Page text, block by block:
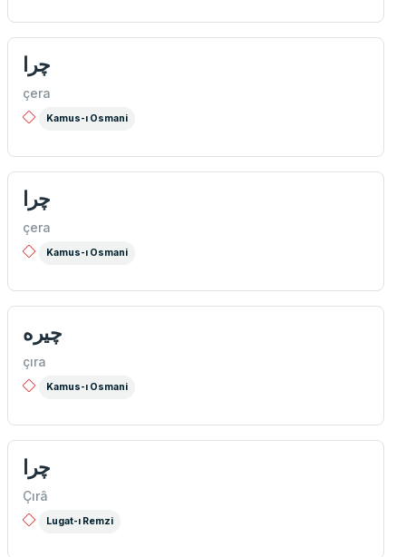
چرا
çera
Kamus-ı Osmani
چرا
çera
Kamus-ı Osmani
چيره
çıra
Kamus-ı Osmani
چرا
Çırâ
Lugat-ı Remzi